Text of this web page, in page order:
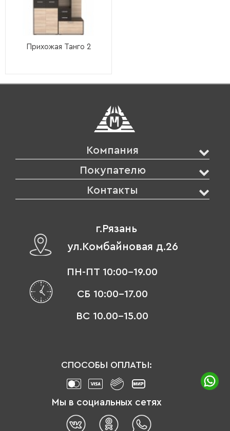
Прихожая Танго 2
Компания
Покупателю
Контакты
г.Рязань
ул.Комбайновая д.26
ПН-ПТ 10:00-19.00
СБ 10:00-17.00
ВС 10.00-15.00
СПОСОБЫ ОПЛАТЫ:
Мы в социальных сетях